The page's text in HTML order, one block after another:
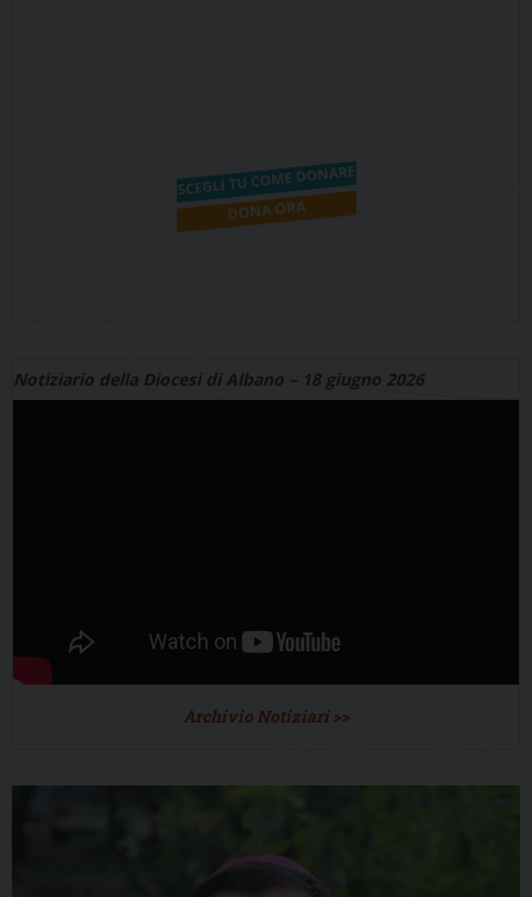
Notiziario della Diocesi di Albano – 18 giugno 2026
Archivio Notiziari >>